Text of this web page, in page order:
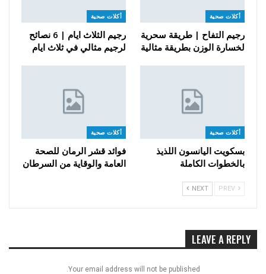
أكلات صحية
رجيم التفاح | طريقة سحرية
لخسارة الوزن بطريقة مثالية
أكلات صحية
رجيم الثلاث ايام | 6 نصائح
لرجيم مثالي في ثلاث ايام
أكلات صحية
بسكويت اليانسون اللذيذ
بالخطوات الكاملة
أكلات صحية
فوائد قشر الرمان للصحة
العامة والوقاية من السرطان
NEXT
LEAVE A REPLY
Your email address will not be published.